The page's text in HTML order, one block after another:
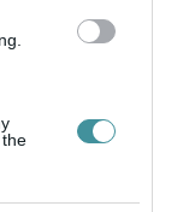
most is
hogyan
után,
IG?